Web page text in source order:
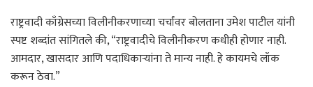
राष्ट्रवादी काँग्रेसच्या विलीनीकरणाच्या चर्चांवर बोलताना उमेश पाटील यांनी
स्पष्ट शब्दांत सांगितले की, “राष्ट्रवादीचे विलीनीकरण कधीही होणार नाही.
आमदार, खासदार आणि पदाधिकाऱ्यांना ते मान्य नाही. हे कायमचे लॉक
करून ठेवा.”